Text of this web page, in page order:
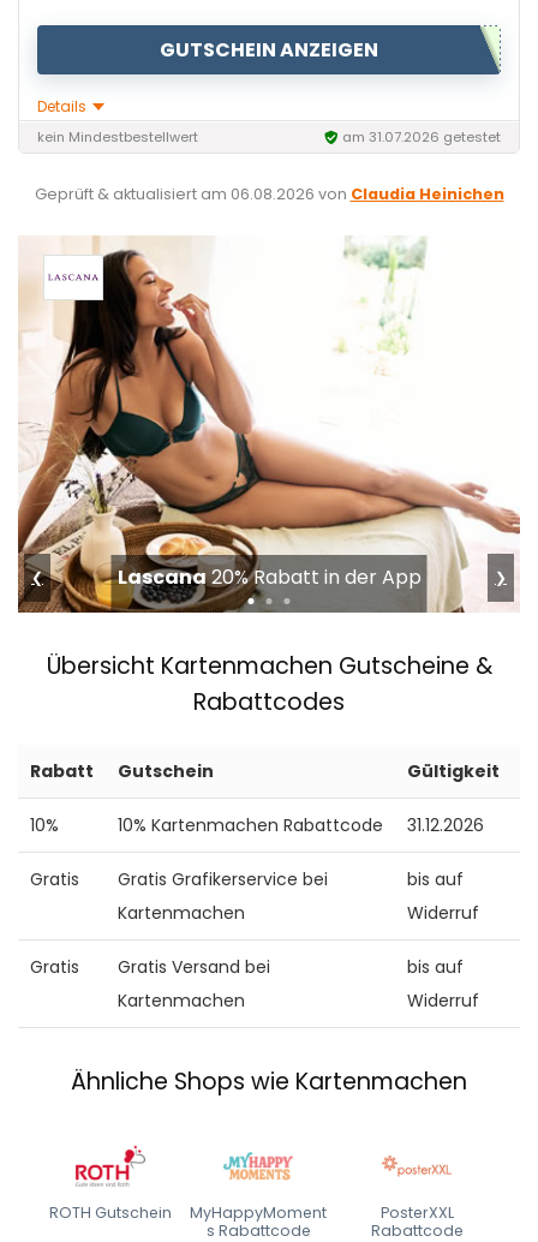
GUTSCHEIN ANZEIGEN
Details
kein Mindestbestellwert am 31.07.2026 getestet
Geprüft & aktualisiert am 06.08.2026 von Claudia Heinichen
Lascana20% Rabatt in der App
❮ ❯
Übersicht Kartenmachen Gutscheine &
Rabattcodes
Rabatt Gutschein Gültigkeit
10% 10% Kartenmachen Rabattcode 31.12.2026
Gratis
Gratis Grafikerservice bei
Kartenmachen
bis auf
Widerruf
Gratis
Gratis Versand bei
Kartenmachen
bis auf
Widerruf
Ähnliche Shops wie Kartenmachen
ROTH Gutschein
MyHappyMoment
s Rabattcode
PosterXXL
Rabattcode